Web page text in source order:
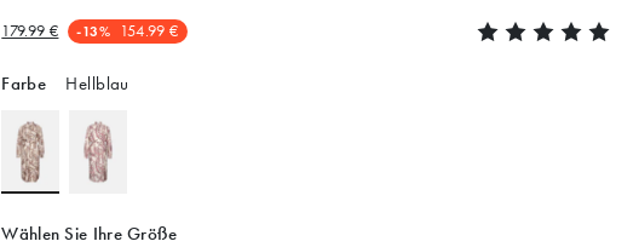
179.99 € -13% 154.99 €
Farbe Hellblau
Wählen Sie Ihre Größe